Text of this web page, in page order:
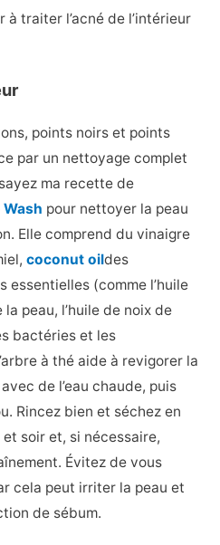
à traiter l’acné de l’intérieur
points noirs et points
par un nettoyage complet
ma recette de
pour nettoyer la peau
Elle comprend du vinaigre
coconut oildes
essentielles (comme l’huile
peau, l’huile de noix de
bactéries et les
à thé aide à revigorer la
de l’eau chaude, puis
Rincez bien et séchez en
soir et, si nécessaire,
Évitez de vous
cela peut irriter la peau et
de sébum.